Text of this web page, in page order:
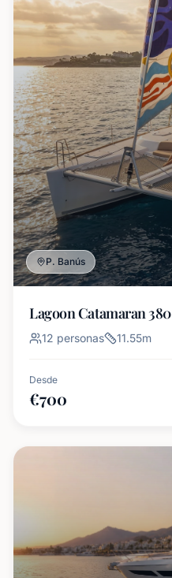
P. Banús
Lagoon Catamaran 380
12 personas 11.55m
Desde
€700